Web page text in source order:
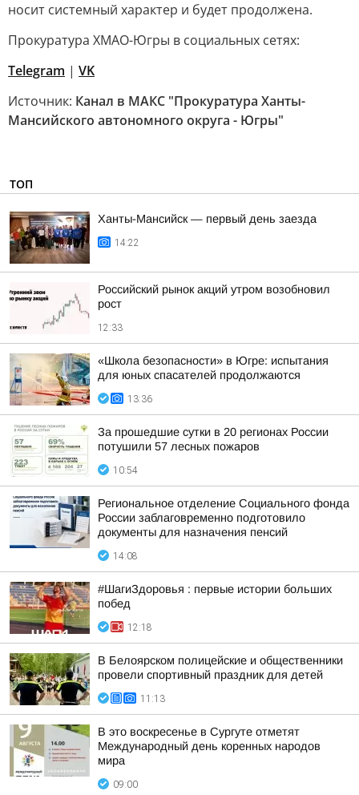
носит системный характер и будет продолжена.
Прокуратура ХМАО-Югры в социальных сетях:
Telegram | VK
Источник: Канал в МАКС "Прокуратура Ханты-
Мансийского автономного округа - Югры"
ТОП
Ханты-Мансийск — первый день заезда
14:22
Российский рынок акций утром возобновил
рост
12:33
«Школа безопасности» в Югре: испытания
для юных спасателей продолжаются
13:36
За прошедшие сутки в 20 регионах России
потушили 57 лесных пожаров
10:54
Региональное отделение Социального фонда
России заблаговременно подготовило
документы для назначения пенсий
14:08
#ШагиЗдоровья : первые истории больших
побед
12:18
В Белоярском полицейские и общественники
провели спортивный праздник для детей
11:13
В это воскресенье в Сургуте отметят
Международный день коренных народов
мира
09:00